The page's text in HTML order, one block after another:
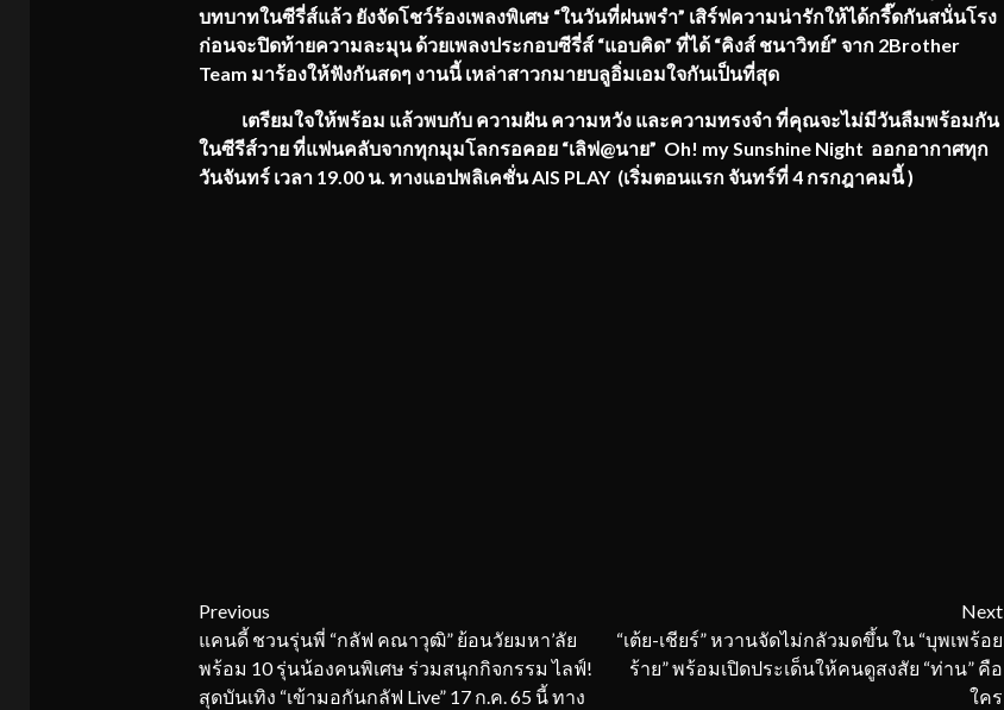
บทบาทในซีรี่ส์แล้ว ยังจัดโชว์ร้องเพลงพิเศษ “ในวันที่ฝนพรำ” เสิร์ฟความน่ารักให้ได้กรี๊ดกันสนั่นโรง
ก่อนจะปิดท้ายความละมุน ด้วยเพลงประกอบซีรี่ส์ “แอบคิด” ที่ได้ “คิงส์ ชนาวิทย์” จาก 2Brother
Team มาร้องให้ฟังกันสดๆ งานนี้ เหล่าสาวกมายบลูอิ่มเอมใจกันเป็นที่สุด
เตรียมใจให้พร้อม แล้วพบกับ ความฝัน ความหวัง และความทรงจำ ที่คุณจะไม่มีวันลืมพร้อมกัน
ในซีรีส์วาย ที่แฟนคลับจากทุกมุมโลกรอคอย “เลิฟ@นาย” Oh! my Sunshine Night ออกอากาศทุก
วันจันทร์ เวลา 19.00 น. ทางแอปพลิเคชั่น AIS PLAY (เริ่มตอนแรก จันทร์ที่ 4 กรกฎาคมนี้ )
Continue
Reading
Previous
แคนดี้ ชวนรุ่นพี่ “กลัฟ คณาวุฒิ” ย้อนวัยมหา’ลัย
พร้อม 10 รุ่นน้องคนพิเศษ ร่วมสนุกกิจกรรม ไลฟ์!
สุดบันเทิง “เข้ามอกันกลัฟ Live” 17 ก.ค. 65 นี้ ทาง
Next
“เต้ย-เชียร์” หวานจัดไม่กลัวมดขึ้น ใน “บุพเพร้อย
ร้าย” พร้อมเปิดประเด็นให้คนดูสงสัย “ท่าน” คือ
ใคร